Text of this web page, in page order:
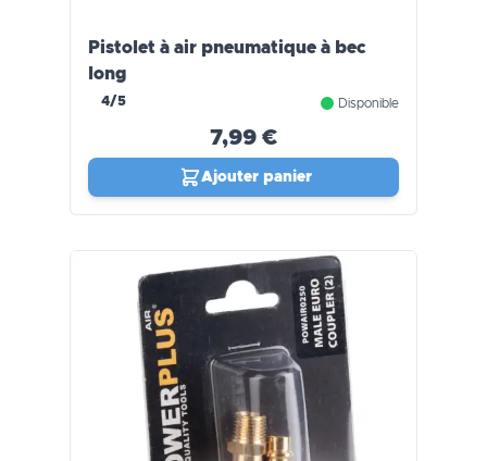
Pistolet à air pneumatique à bec
long
4/5 Disponible
7,99 €
Ajouter panier